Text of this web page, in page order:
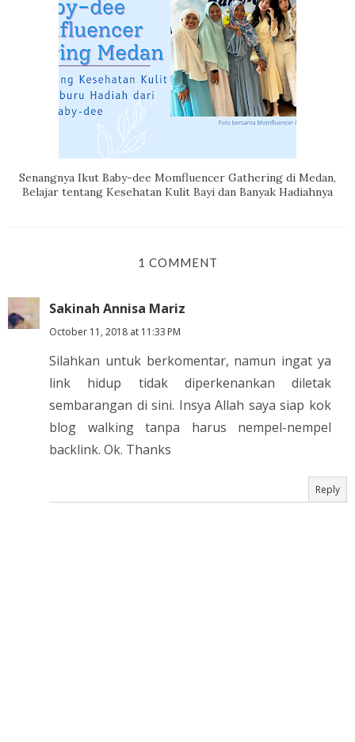
Senangnya Ikut Baby-dee Momfluencer Gathering di Medan,
Belajar tentang Kesehatan Kulit Bayi dan Banyak Hadiahnya
1 COMMENT
Sakinah Annisa Mariz
October 11, 2018 at 11:33 PM
Silahkan untuk berkomentar, namun ingat ya
link hidup tidak diperkenankan diletak
sembarangan di sini. Insya Allah saya siap kok
blog walking tanpa harus nempel-nempel
backlink. Ok. Thanks
Reply